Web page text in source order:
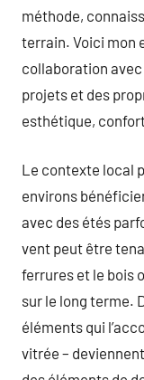
méthode,
terrain. Voici mon
collaboration
projets et des
esthétique,
Le contexte local
environs
avec des étés
vent peut être
ferrures et le bois
sur le long terme.
éléments qui
vitrée –